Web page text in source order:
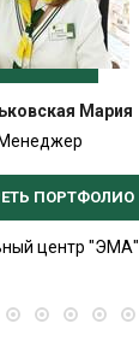
Мария
Менеджер
ПОРТФОЛИО
центр "ЭМА"